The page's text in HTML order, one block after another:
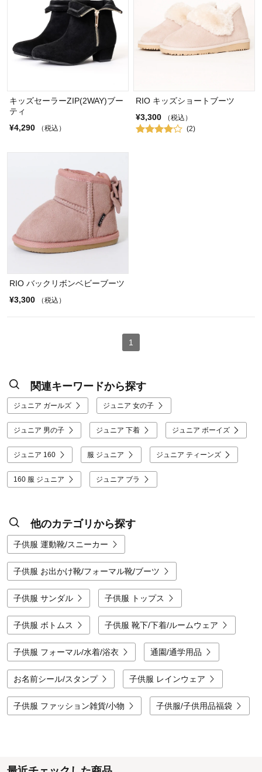
キッズセーラーZIP(2WAY)ブー
ティ
¥4,290
（税込）
RIO キッズショートブーツ
¥3,300
（税込）
(2)
RIO バックリボンベビーブーツ
¥3,300
（税込）
1
関連キーワードから探す
ジュニア ガールズ ジュニア 女の子
ジュニア 男の子 ジュニア 下着 ジュニア ボーイズ
ジュニア 160 服 ジュニア ジュニア ティーンズ
160 服 ジュニア ジュニア ブラ
他のカテゴリから探す
子供服 運動靴/スニーカー
子供服 お出かけ靴/フォーマル靴/ブーツ
子供服 サンダル 子供服 トップス
子供服 ボトムス 子供服 靴下/下着/ルームウェア
子供服 フォーマル/水着/浴衣 通園/通学用品
お名前シール/スタンプ 子供服 レインウェア
子供服 ファッション雑貨/小物 子供服/子供用品福袋